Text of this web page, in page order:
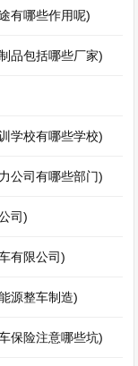
有哪些作用呢)
品包括哪些厂家)
学校有哪些学校)
公司有哪些部门)
司)
有限公司)
源整车制造)
保险注意哪些坑)